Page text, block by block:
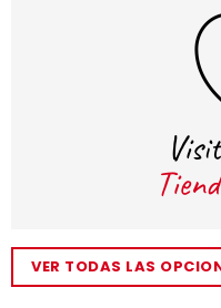
VER TODAS LAS